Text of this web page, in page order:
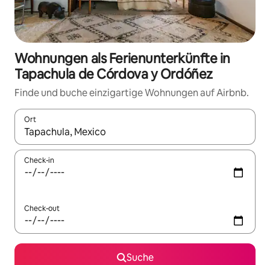
Wohnungen als Ferienunterkünfte in
Tapachula de Córdova y Ordóñez
Finde und buche einzigartige Wohnungen auf Airbnb.
Ort
Wenn Ergebnisse verfügbar sind, navigiere mit den
Check-in
Check-out
Suche